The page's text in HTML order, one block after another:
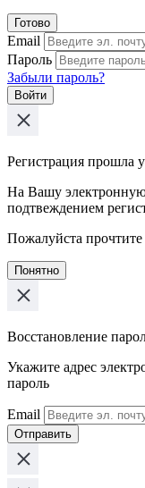
Готово
Email
Пароль
Забыли пароль?
Войти
Регистрация прошла
На Вашу
подтвеждением
Пожалуйста
Понятно
Восстановление
Укажите адрес
пароль
Email
Отправить